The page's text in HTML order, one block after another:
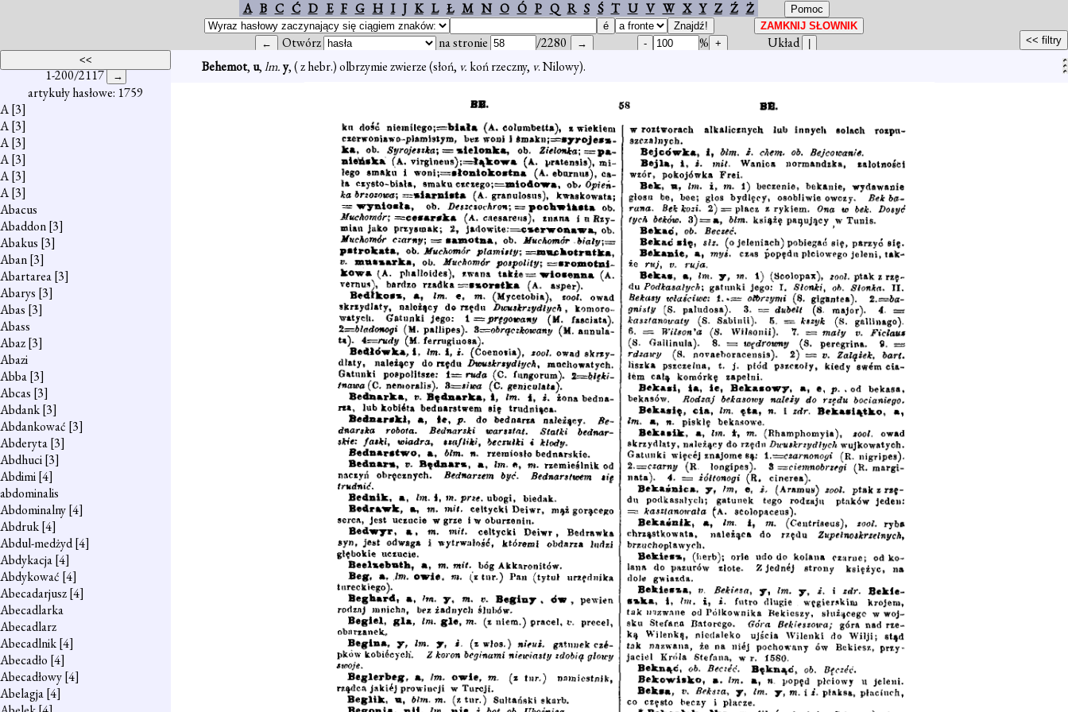
A B C Ć D E F G H I J K L Ł M N O Ó P Q R S Ś T U V W X Y Z Ź Ż
Otwórz na stronie /2280 %
Układ
1-200/2117
artykuły hasłowe: 1759
A[3]
A[3]
A[3]
A[3]
A[3]
A[3]
Abacus
Abaddon[3]
Abakus [3]
Aban[3]
Abartarea[3]
Abarys [3]
Abas [3]
Abass
Abaz[3]
Abazi
Abba[3]
Abcas [3]
Abdank[3]
Abdankować [3]
Abderyta[3]
Abdhuci[3]
Abdimi[4]
abdominalis
Abdominalny[4]
Abdruk[4]
Abdul-medżyd[4]
Abdykacja[4]
Abdykować [4]
Abecadarjusz[4]
Abecadlarka
Abecadlarz
Abecadlnik[4]
Abecadło [4]
Abecadłowy[4]
Abelagja[4]
Behemot, u,lm.y, ( z hebr.) olbrzymie zwierze (słoń, v. koń rzeczny, v. Nilowy).